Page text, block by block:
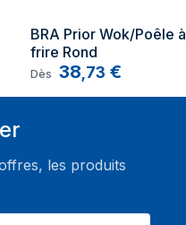
BRA Prior Wok/Poêle à
frire Rond
Dès 38,73 €
les produits